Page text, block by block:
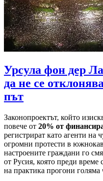
Урсула фон дер
да не се
път
Законопроектът, който
повече от 20% от
регистрират като агенти на
огромни протести в
настроените граждани го
от Русия, която преди
на практика прогони голяма